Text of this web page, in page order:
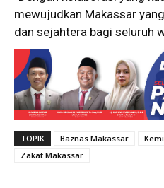
mewujudkan Makassar
dan sejahtera bagi seluruh
TOPIK Baznas Makassar
Zakat Makassar